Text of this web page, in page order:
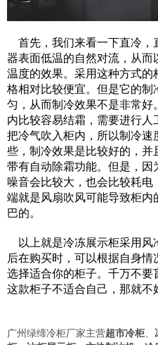
首先，我们来看一下直冷，
器表面低温的自然对流，从
温度的效果。采用这种方式
格相对比较便宜。但是它的制
匀，从而制冷效果不是非常
内比较容易结霜，需要进行
把冷气吹入柜内，所以制冷速
些，制冷效果是比较好的，
带有自动除霜功能。但是，
噪音会比较大，也会比较耗
端就是风扇吹风可能导致柜
巴的。
以上就是冷冻展示柜采用风
后在购买时，可以根据自身情
选择适合你的柜子。千万不
这款柜子不适合自己，那就不
广州绿缔冷柜厂家主营超市冷柜